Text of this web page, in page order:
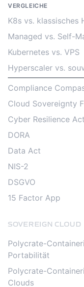
VERGLEICHE
K8s vs. klassisches
Managed vs. Self-
Kubernetes vs. VPS
Hyperscaler vs.
Compliance
Cloud Sovereignty
Cyber Resilience Act
DORA
Data Act
NIS-2
DSGVO
15 Factor App
SOVEREIGN CLOUD
Polycrate-
Portabilität
Polycrate-
Clouds